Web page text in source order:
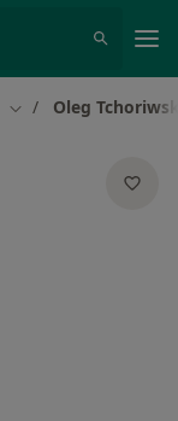
Zmień miasto
Oleg